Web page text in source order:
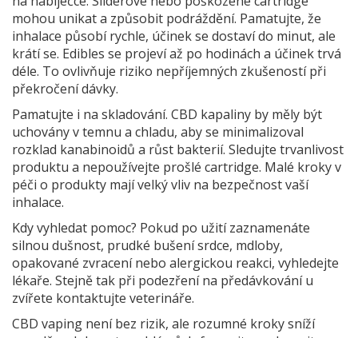
mohou unikat a způsobit podráždění. Pamatujte, že
inhalace působí rychle, účinek se dostaví do minut, ale
krátí se. Edibles se projeví až po hodinách a účinek trvá
déle. To ovlivňuje riziko nepříjemných zkušeností při
překročení dávky.
Pamatujte i na skladování. CBD kapaliny by měly být
uchovány v temnu a chladu, aby se minimalizoval
rozklad kanabinoidů a růst bakterií. Sledujte trvanlivost
produktu a nepoužívejte prošlé cartridge. Malé kroky v
péči o produkty mají velký vliv na bezpečnost vaší
inhalace.
Kdy vyhledat pomoc? Pokud po užití zaznamenáte
silnou dušnost, prudké bušení srdce, mdloby,
opakované zvracení nebo alergickou reakci, vyhledejte
lékaře. Stejně tak při podezření na předávkování u
zvířete kontaktujte veterináře.
CBD vaping není bez rizik, ale rozumné kroky sníží